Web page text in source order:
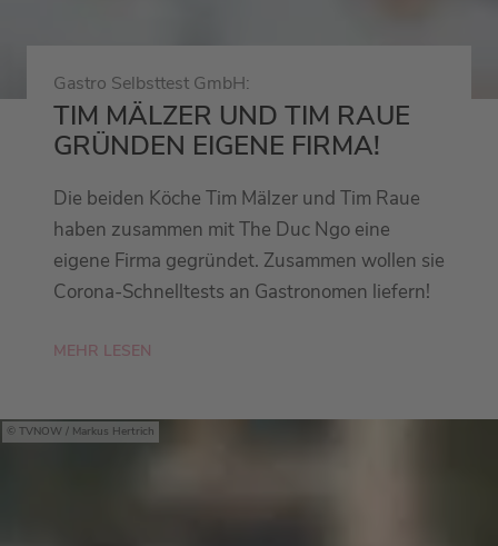
Gastro Selbsttest GmbH:
TIM MÄLZER UND TIM RAUE
GRÜNDEN EIGENE FIRMA!
Die beiden Köche Tim Mälzer und Tim Raue
haben zusammen mit The Duc Ngo eine
eigene Firma gegründet. Zusammen wollen sie
Corona-Schnelltests an Gastronomen liefern!
MEHR LESEN
TVNOW / Markus Hertrich